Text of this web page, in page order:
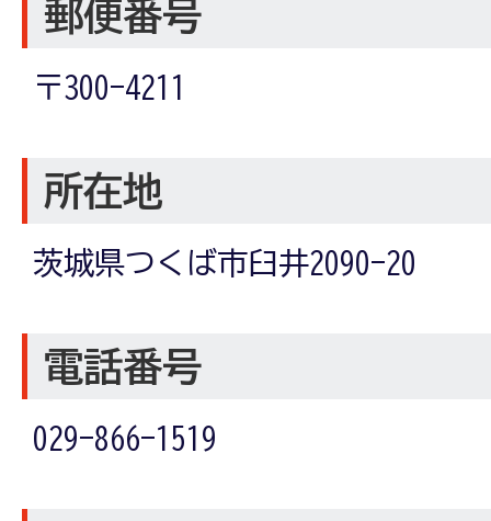
郵便番号
〒300-4211
所在地
茨城県つくば市臼井2090-20
電話番号
029-866-1519